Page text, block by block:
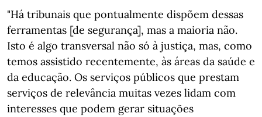
"Há tribunais que pontualmente dispõem dessas
ferramentas [de segurança], mas a maioria não.
Isto é algo transversal não só à justiça, mas, como
temos assistido recentemente, às áreas da saúde e
da educação. Os serviços públicos que prestam
serviços de relevância muitas vezes lidam com
interesses que podem gerar situações